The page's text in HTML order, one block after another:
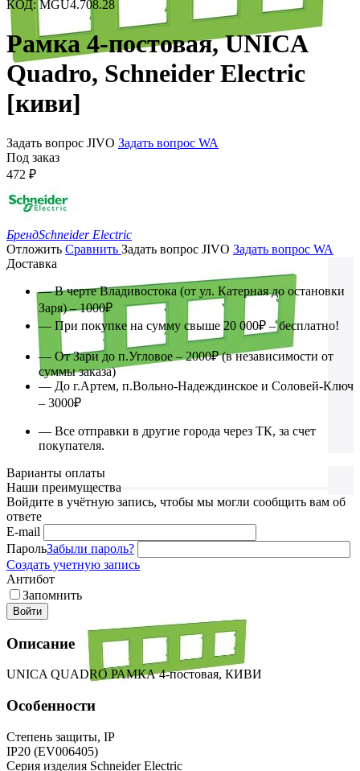
КОД: MGU4.708.28
Рамка 4-постовая, UNICA
Quadro, Schneider Electric
[киви]
Задать вопрос JIVO Задать вопрос WA
Под заказ
472 ₽
БрендSchneider Electric
Отложить Сравнить Задать вопрос JIVO Задать вопрос WA
Доставка
— В черте Владивостока (от ул. Катерная до остановки
Заря) – 1000₽
— При покупке на сумму свыше 20 000₽ – бесплатно!
— От Зари до п.Угловое – 2000₽ (в независимости от
суммы заказа)
— До г.Артем, п.Вольно-Надеждинское и Соловей-Ключ
– 3000₽
— Все отправки в другие города через ТК, за счет
покупателя.
Варианты оплаты
Наши преимущества
Войдите в учётную запись, чтобы мы могли сообщить вам об
ответе
E-mail
ПарольЗабыли пароль?
Создать учетную запись
Антибот
Запомнить
Войти
Описание
UNICA QUADRO РАМКА 4-постовая, КИВИ
Особенности
Степень защиты, IP
IP20 (EV006405)
Серия изделия Schneider Electric